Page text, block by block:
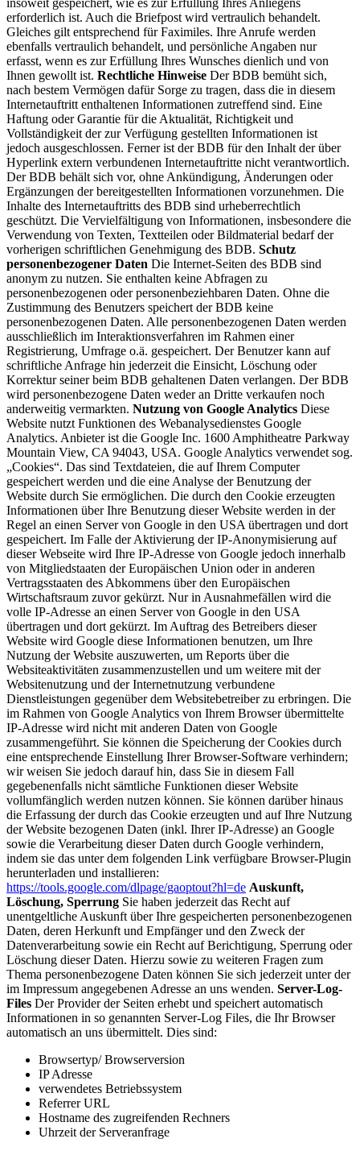
insoweit gespeichert, wie es zur Erfüllung Ihres Anliegens
erforderlich ist. Auch die Briefpost wird vertraulich behandelt.
Gleiches gilt entsprechend für Faximiles. Ihre Anrufe werden
ebenfalls vertraulich behandelt, und persönliche Angaben nur
erfasst, wenn es zur Erfüllung Ihres Wunsches dienlich und von
Ihnen gewollt ist. Rechtliche Hinweise Der BDB bemüht sich,
nach bestem Vermögen dafür Sorge zu tragen, dass die in diesem
Internetauftritt enthaltenen Informationen zutreffend sind. Eine
Haftung oder Garantie für die Aktualität, Richtigkeit und
Vollständigkeit der zur Verfügung gestellten Informationen ist
jedoch ausgeschlossen. Ferner ist der BDB für den Inhalt der über
Hyperlink extern verbundenen Internetauftritte nicht verantwortlich.
Der BDB behält sich vor, ohne Ankündigung, Änderungen oder
Ergänzungen der bereitgestellten Informationen vorzunehmen. Die
Inhalte des Internetauftritts des BDB sind urheberrechtlich
geschützt. Die Vervielfältigung von Informationen, insbesondere die
Verwendung von Texten, Textteilen oder Bildmaterial bedarf der
vorherigen schriftlichen Genehmigung des BDB. Schutz
personenbezogener Daten Die Internet-Seiten des BDB sind
anonym zu nutzen. Sie enthalten keine Abfragen zu
personenbezogenen oder personenbeziehbaren Daten. Ohne die
Zustimmung des Benutzers speichert der BDB keine
personenbezogenen Daten. Alle personenbezogenen Daten werden
ausschließlich im Interaktionsverfahren im Rahmen einer
Registrierung, Umfrage o.ä. gespeichert. Der Benutzer kann auf
schriftliche Anfrage hin jederzeit die Einsicht, Löschung oder
Korrektur seiner beim BDB gehaltenen Daten verlangen. Der BDB
wird personenbezogene Daten weder an Dritte verkaufen noch
anderweitig vermarkten. Nutzung von Google Analytics Diese
Website nutzt Funktionen des Webanalysedienstes Google
Analytics. Anbieter ist die Google Inc. 1600 Amphitheatre Parkway
Mountain View, CA 94043, USA. Google Analytics verwendet sog.
„Cookies“. Das sind Textdateien, die auf Ihrem Computer
gespeichert werden und die eine Analyse der Benutzung der
Website durch Sie ermöglichen. Die durch den Cookie erzeugten
Informationen über Ihre Benutzung dieser Website werden in der
Regel an einen Server von Google in den USA übertragen und dort
gespeichert. Im Falle der Aktivierung der IP-Anonymisierung auf
dieser Webseite wird Ihre IP-Adresse von Google jedoch innerhalb
von Mitgliedstaaten der Europäischen Union oder in anderen
Vertragsstaaten des Abkommens über den Europäischen
Wirtschaftsraum zuvor gekürzt. Nur in Ausnahmefällen wird die
volle IP-Adresse an einen Server von Google in den USA
übertragen und dort gekürzt. Im Auftrag des Betreibers dieser
Website wird Google diese Informationen benutzen, um Ihre
Nutzung der Website auszuwerten, um Reports über die
Websiteaktivitäten zusammenzustellen und um weitere mit der
Websitenutzung und der Internetnutzung verbundene
Dienstleistungen gegenüber dem Websitebetreiber zu erbringen. Die
im Rahmen von Google Analytics von Ihrem Browser übermittelte
IP-Adresse wird nicht mit anderen Daten von Google
zusammengeführt. Sie können die Speicherung der Cookies durch
eine entsprechende Einstellung Ihrer Browser-Software verhindern;
wir weisen Sie jedoch darauf hin, dass Sie in diesem Fall
gegebenenfalls nicht sämtliche Funktionen dieser Website
vollumfänglich werden nutzen können. Sie können darüber hinaus
die Erfassung der durch das Cookie erzeugten und auf Ihre Nutzung
der Website bezogenen Daten (inkl. Ihrer IP-Adresse) an Google
sowie die Verarbeitung dieser Daten durch Google verhindern,
indem sie das unter dem folgenden Link verfügbare Browser-Plugin
herunterladen und installieren:
https://tools.google.com/dlpage/gaoptout?hl=de Auskunft,
Löschung, Sperrung Sie haben jederzeit das Recht auf
unentgeltliche Auskunft über Ihre gespeicherten personenbezogenen
Daten, deren Herkunft und Empfänger und den Zweck der
Datenverarbeitung sowie ein Recht auf Berichtigung, Sperrung oder
Löschung dieser Daten. Hierzu sowie zu weiteren Fragen zum
Thema personenbezogene Daten können Sie sich jederzeit unter der
im Impressum angegebenen Adresse an uns wenden. Server-Log-
Files Der Provider der Seiten erhebt und speichert automatisch
Informationen in so genannten Server-Log Files, die Ihr Browser
automatisch an uns übermittelt. Dies sind:
Browsertyp/ Browserversion
IP Adresse
verwendetes Betriebssystem
Referrer URL
Hostname des zugreifenden Rechners
Uhrzeit der Serveranfrage